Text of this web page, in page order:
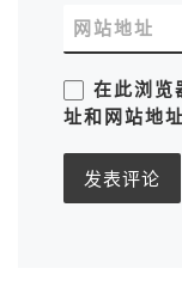
网站地址
在此浏览
址和网站地